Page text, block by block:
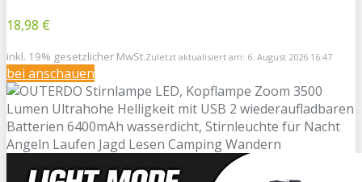
18,98 €
inkl. 19% gesetzlicher MwSt.Zuletzt aktualisiert am: 6. August 2026 16:47
bei anschauen